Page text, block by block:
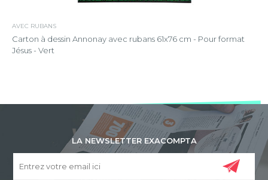
AVEC RUBANS
Carton à dessin Annonay avec rubans 61x76 cm - Pour format
Jésus - Vert
LA NEWSLETTER EXACOMPTA